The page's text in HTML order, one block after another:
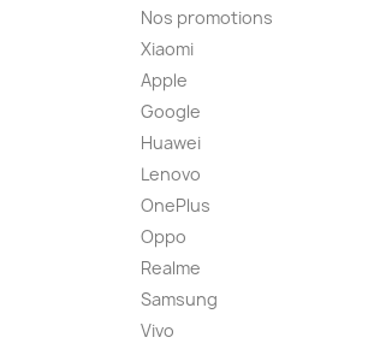
Nos promotions
Xiaomi
Apple
Google
Huawei
Lenovo
OnePlus
Oppo
Realme
Samsung
Vivo